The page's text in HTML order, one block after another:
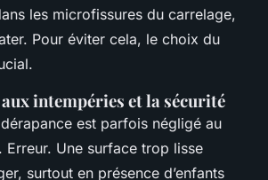
les microfissures du carrelage,
Pour éviter cela, le choix du
intempéries et la sécurité
est parfois négligé au
Une surface trop lisse
surtout en présence d’enfants